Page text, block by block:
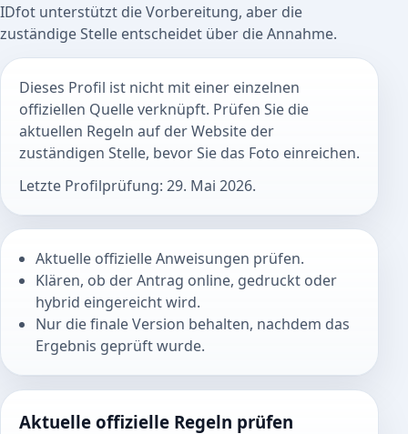
IDfot unterstützt die Vorbereitung, aber die
zuständige Stelle entscheidet über die Annahme.
Dieses Profil ist nicht mit einer einzelnen
offiziellen Quelle verknüpft. Prüfen Sie die
aktuellen Regeln auf der Website der
zuständigen Stelle, bevor Sie das Foto einreichen.
Letzte Profilprüfung: 29. Mai 2026.
Aktuelle offizielle Anweisungen prüfen.
Klären, ob der Antrag online, gedruckt oder
hybrid eingereicht wird.
Nur die finale Version behalten, nachdem das
Ergebnis geprüft wurde.
Aktuelle offizielle Regeln prüfen